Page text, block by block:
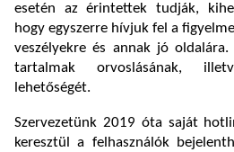
esetén az érintettek tudják,
hogy egyszerre hívjuk fel a
veszélyekre és annak jó
tartalmak orvoslásának,
lehetőségét.
Szervezetünk 2019 óta saját
keresztül a felhasználók